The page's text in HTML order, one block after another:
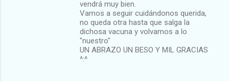
vendrá muy bien.
Vamos a seguir cuidándonos querida,
no queda otra hasta que salga la
dichosa vacuna y volvamos a lo
"nuestro"
UN ABRAZO UN BESO Y MIL GRACIAS
^:^